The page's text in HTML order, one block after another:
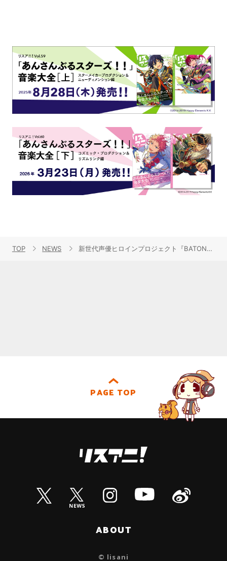
TOP NEWS 新世代声優ヒロインプロジェクト『BATON=RELAY』（バトン＝リレー）の定期イベント『BATON=RELAY WORKSHOP vol.2』が開催。朗読・ライブ・生アフレコで声優が成長していく新感覚のイベントのオフィシャルレポートが到着！
PAGE TOP
ABOUT
© lisani